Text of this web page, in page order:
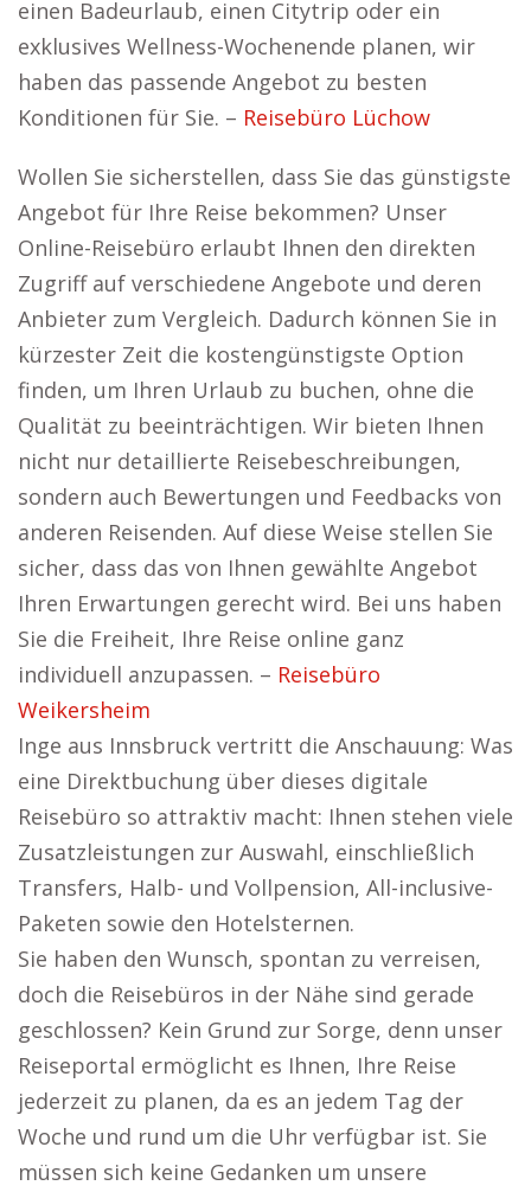
einen Badeurlaub, einen Citytrip oder ein
exklusives Wellness-Wochenende planen, wir
haben das passende Angebot zu besten
Konditionen für Sie. – Reisebüro Lüchow
Wollen Sie sicherstellen, dass Sie das günstigste
Angebot für Ihre Reise bekommen? Unser
Online-Reisebüro erlaubt Ihnen den direkten
Zugriff auf verschiedene Angebote und deren
Anbieter zum Vergleich. Dadurch können Sie in
kürzester Zeit die kostengünstigste Option
finden, um Ihren Urlaub zu buchen, ohne die
Qualität zu beeinträchtigen. Wir bieten Ihnen
nicht nur detaillierte Reisebeschreibungen,
sondern auch Bewertungen und Feedbacks von
anderen Reisenden. Auf diese Weise stellen Sie
sicher, dass das von Ihnen gewählte Angebot
Ihren Erwartungen gerecht wird. Bei uns haben
Sie die Freiheit, Ihre Reise online ganz
individuell anzupassen. – Reisebüro
Weikersheim
Inge aus Innsbruck vertritt die Anschauung: Was
eine Direktbuchung über dieses digitale
Reisebüro so attraktiv macht: Ihnen stehen viele
Zusatzleistungen zur Auswahl, einschließlich
Transfers, Halb- und Vollpension, All-inclusive-
Paketen sowie den Hotelsternen.
Sie haben den Wunsch, spontan zu verreisen,
doch die Reisebüros in der Nähe sind gerade
geschlossen? Kein Grund zur Sorge, denn unser
Reiseportal ermöglicht es Ihnen, Ihre Reise
jederzeit zu planen, da es an jedem Tag der
Woche und rund um die Uhr verfügbar ist. Sie
müssen sich keine Gedanken um unsere